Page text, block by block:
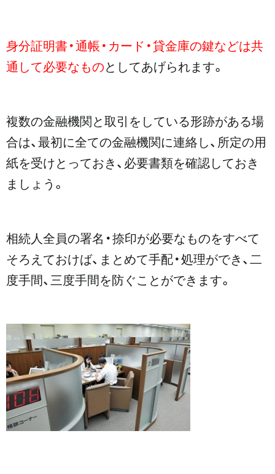
身分証明書・通帳・カード・貸金庫の鍵などは共
通して必要なものとしてあげられます。
複数の金融機関と取引をしている形跡がある場
合は、最初に全ての金融機関に連絡し、所定の用
紙を受けとっておき、必要書類を確認しておき
ましょう。
相続人全員の署名・捺印が必要なものをすべて
そろえておけば、まとめて手配・処理ができ、二
度手間、三度手間を防ぐことができます。